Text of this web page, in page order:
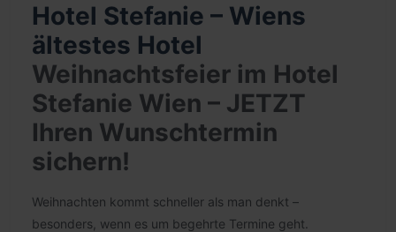
Hotel Stefanie – Wiens
ältestes Hotel
Weihnachtsfeier im Hotel
Stefanie Wien – JETZT
Ihren Wunschtermin
sichern!
Weihnachten kommt schneller als man denkt –
besonders, wenn es um begehrte Termine geht.